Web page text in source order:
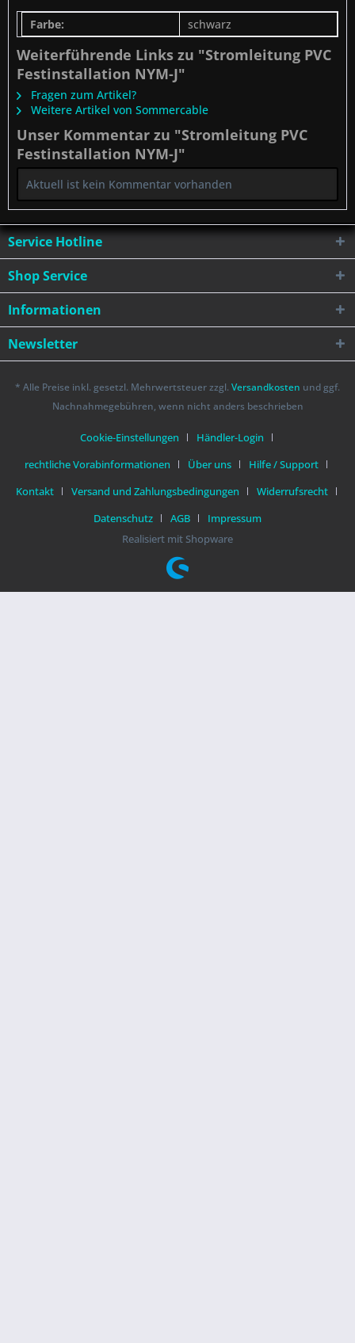
Farbe: schwarz
Weiterführende Links zu "Stromleitung PVC
Festinstallation NYM-J"
Fragen zum Artikel?
Weitere Artikel von Sommercable
Unser Kommentar zu "Stromleitung PVC
Festinstallation NYM-J"
Aktuell ist kein Kommentar vorhanden
Service Hotline
Shop Service
Informationen
Newsletter
* Alle Preise inkl. gesetzl. Mehrwertsteuer zzgl. Versandkosten und ggf.
Nachnahmegebühren, wenn nicht anders beschrieben
Cookie-Einstellungen
Händler-Login
rechtliche Vorabinformationen
Über uns
Hilfe / Support
Kontakt
Versand und Zahlungsbedingungen
Widerrufsrecht
Datenschutz
AGB
Impressum
Realisiert mit Shopware